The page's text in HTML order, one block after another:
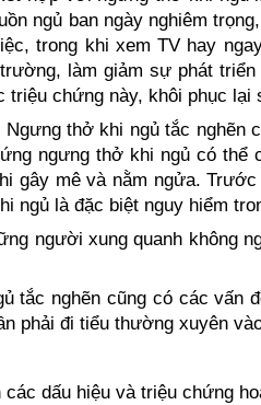
ngủ ban ngày nghiêm
trong khi xem TV hay
làm giảm sự phát
chứng này, khôi phục
thở khi ngủ tắc nghẽn
ngưng thở khi ngủ có thể
gây mê và nằm ngửa.
ngủ là đặc biệt nguy hiểm
người xung quanh không
tắc nghẽn cũng có các vấn
phải đi tiểu thường xuyên
dấu hiệu và triệu chứng